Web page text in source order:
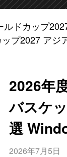
ドカップ
プ2027 ア
2026年
バスケ
選
2026年7月5日